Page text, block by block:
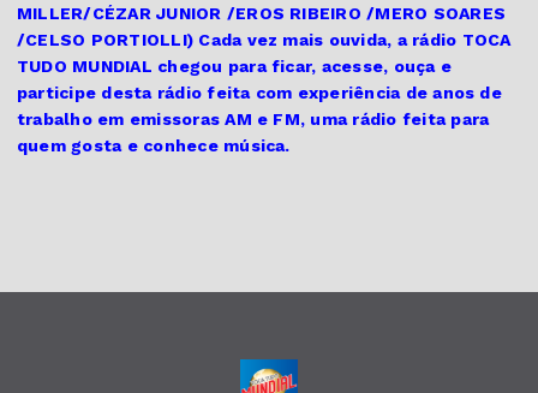
MILLER/CÉZAR JUNIOR /EROS RIBEIRO /MERO SOARES
/CELSO PORTIOLLI) Cada vez mais ouvida, a rádio TOCA
TUDO MUNDIAL chegou para ficar, acesse, ouça e
participe desta rádio feita com experiência de anos de
trabalho em emissoras AM e FM, uma rádio feita para
quem gosta e conhece música.